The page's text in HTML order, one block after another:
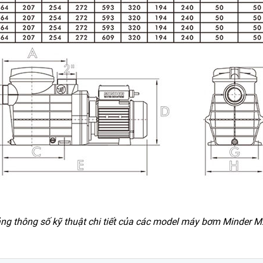
thông số kỹ thuật chi tiết của các model máy bơm Minder